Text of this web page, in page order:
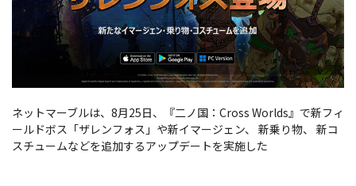
ネットマーブルは、8月25日、『二ノ国：Cross Worlds』で新フィ
ールドボス「ザレンフォス」や新イマージェン、 新乗り物、 新コ
スチュームなどを追加するアップデートを実施した